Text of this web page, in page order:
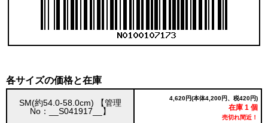
各サイズの価格と在庫
SM(約54.0-58.0cm) 【管理
No：__S041917__】
4,620円(本体4,200円、税420円)
在庫 1 個
売切れ間近！